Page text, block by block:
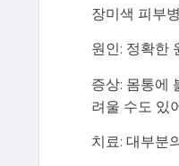
장미색 피부
원인: 정확한
증상: 몸통에
려울 수도 있
치료: 대부분